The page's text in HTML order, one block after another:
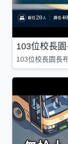
103位校長
103位校長園長